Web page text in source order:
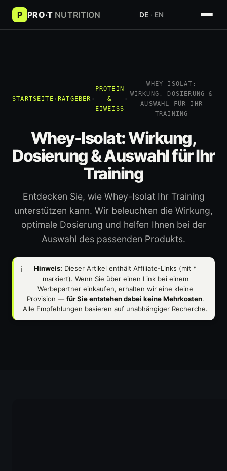
P PRO·T NUTRITION DE · EN
STARTSEITE › RATGEBER ›
PROTEIN
&
EIWEISS
›
WHEY-ISOLAT:
WIRKUNG, DOSIERUNG &
AUSWAHL FÜR IHR
TRAINING
Whey-Isolat: Wirkung,
Dosierung & Auswahl für Ihr
Training
Entdecken Sie, wie Whey-Isolat Ihr Training
unterstützen kann. Wir beleuchten die Wirkung,
optimale Dosierung und helfen Ihnen bei der
Auswahl des passenden Produkts.
ℹ️ Hinweis: Dieser Artikel enthält Affiliate-Links (mit *
markiert). Wenn Sie über einen Link bei einem
Werbepartner einkaufen, erhalten wir eine kleine
Provision — für Sie entstehen dabei keine Mehrkosten.
Alle Empfehlungen basieren auf unabhängiger Recherche.